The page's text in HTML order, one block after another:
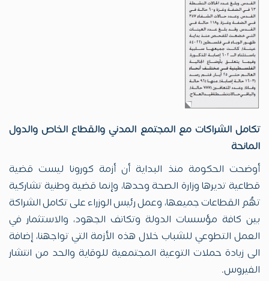
تكامل الشراكات مع المجتمع المدني والقطاع الخاص والدول
المانحة
أوضحت الحكومة منذ البداية أن أزمة كورونا ليست قضية
قطاعية تديرها وزارة الصحة وحدها، وإنما قضية وطنية تشاركية
تهُم القطاعات جميعها، وعمل رئيس الوزراء على تكامل الشراكة
بين كافة مؤسسات الدولة وتكاتف الجهود، والاستثمار في
العمل التطوعي للشباب خلال هذه الأزمة التي تواجهنا، إضافة
الى زيادة حملات التوعية المجتمعية للوقاية والحد من انتشار
الفيروس.